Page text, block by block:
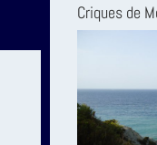
Criques de